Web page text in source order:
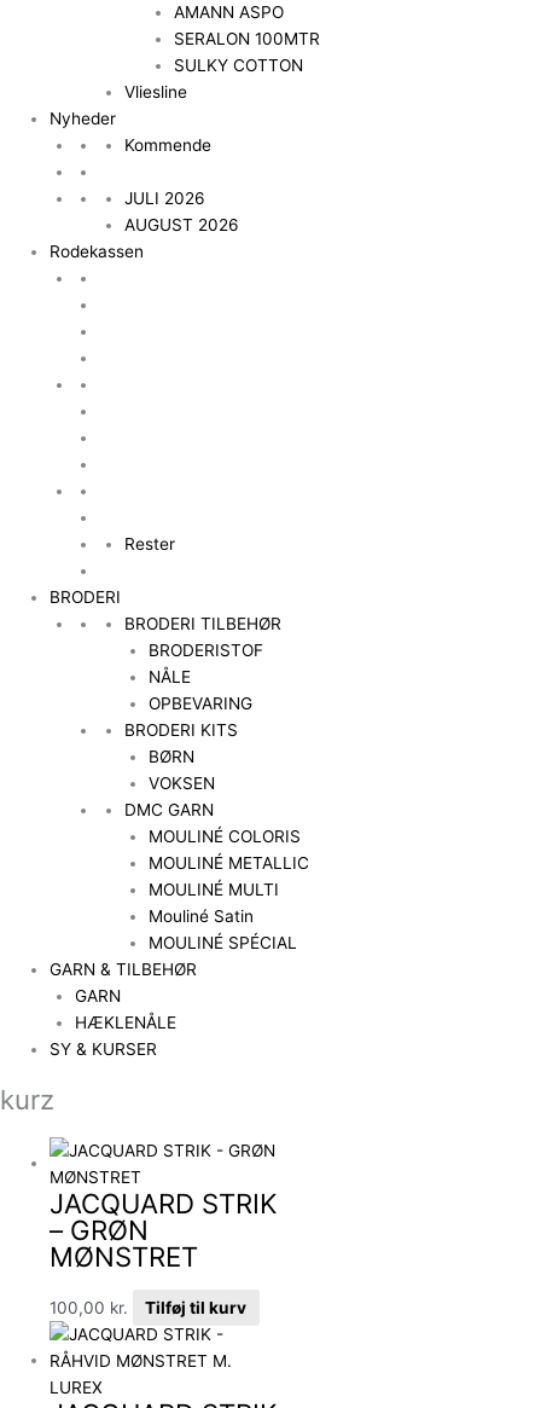
AMANN ASPO
SERALON 100MTR
SULKY COTTON
Vliesline
Nyheder
Kommende
JULI 2026
AUGUST 2026
Rodekassen
Rester
BRODERI
BRODERI TILBEHØR
BRODERISTOF
NÅLE
OPBEVARING
BRODERI KITS
BØRN
VOKSEN
DMC GARN
MOULINÉ COLORIS
MOULINÉ METALLIC
MOULINÉ MULTI
Mouliné Satin
MOULINÉ SPÉCIAL
GARN & TILBEHØR
GARN
HÆKLENÅLE
SY & KURSER
kurz
JACQUARD STRIK
– GRØN
MØNSTRET
100,00 kr. Tilføj til kurv